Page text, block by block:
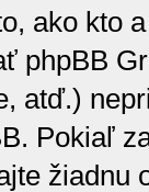
ako kto
phpBB
atď.)
Pokiaľ
žiadnu